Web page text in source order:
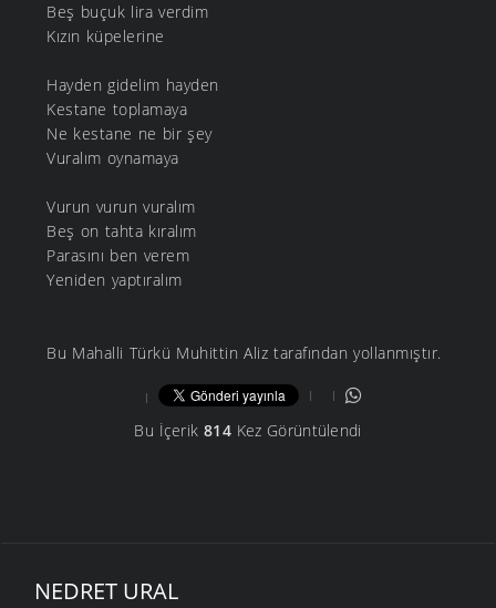
Beş buçuk lira verdim
Kızın küpelerine
Hayden gidelim hayden
Kestane toplamaya
Ne kestane ne bir şey
Vuralım oynamaya
Vurun vurun vuralım
Beş on tahta kıralım
Parasını ben verem
Yeniden yaptıralım
Bu Mahalli Türkü Muhittin Aliz tarafından yollanmıştır.
Bu İçerik 814Kez Görüntülendi
NEDRET URAL